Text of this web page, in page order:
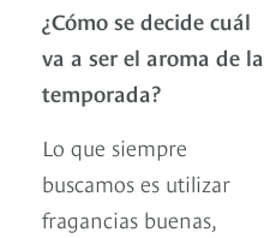
¿Cómo se decide cuál
va a ser el aroma de la
temporada?
Lo que siempre
buscamos es utilizar
fragancias buenas,